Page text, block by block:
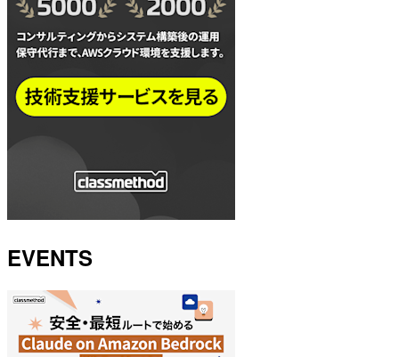
EVENTS